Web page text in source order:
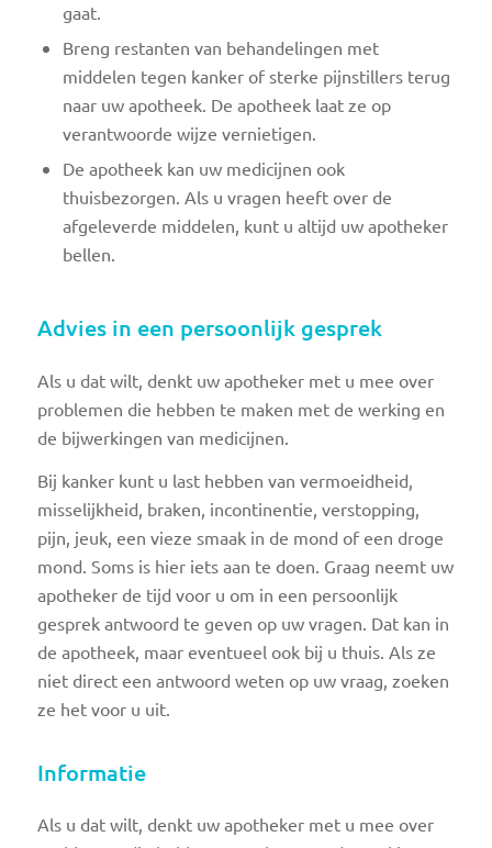
gaat.
Breng restanten van behandelingen met
middelen tegen kanker of sterke pijnstillers terug
naar uw apotheek. De apotheek laat ze op
verantwoorde wijze vernietigen.
De apotheek kan uw medicijnen ook
thuisbezorgen. Als u vragen heeft over de
afgeleverde middelen, kunt u altijd uw apotheker
bellen.
Advies in een persoonlijk gesprek
Als u dat wilt, denkt uw apotheker met u mee over
problemen die hebben te maken met de werking en
de bijwerkingen van medicijnen.
Bij kanker kunt u last hebben van vermoeidheid,
misselijkheid, braken, incontinentie, verstopping,
pijn, jeuk, een vieze smaak in de mond of een droge
mond. Soms is hier iets aan te doen. Graag neemt uw
apotheker de tijd voor u om in een persoonlijk
gesprek antwoord te geven op uw vragen. Dat kan in
de apotheek, maar eventueel ook bij u thuis. Als ze
niet direct een antwoord weten op uw vraag, zoeken
ze het voor u uit.
Informatie
Als u dat wilt, denkt uw apotheker met u mee over